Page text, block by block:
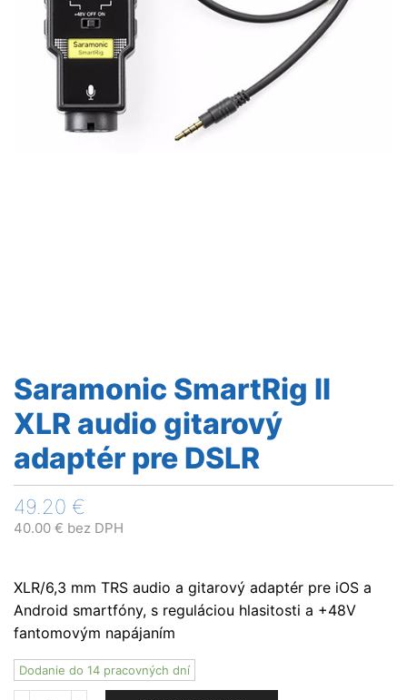
Saramonic SmartRig II
XLR audio gitarový
adaptér pre DSLR
49.20 €
40.00 € bez DPH
XLR/6,3 mm TRS audio a gitarový adaptér pre iOS a
Android smartfóny, s reguláciou hlasitosti a +48V
fantomovým napájaním
Dodanie do 14 pracovných dní